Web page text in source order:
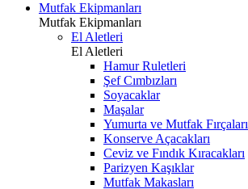
Mutfak Ekipmanları
Mutfak Ekipmanları
El Aletleri
El Aletleri
Hamur Ruletleri
Şef Cımbızları
Soyacaklar
Maşalar
Yumurta ve Mutfak Fırçaları
Konserve Açacakları
Ceviz ve Fındık Kıracakları
Parizyen Kaşıklar
Mutfak Makasları